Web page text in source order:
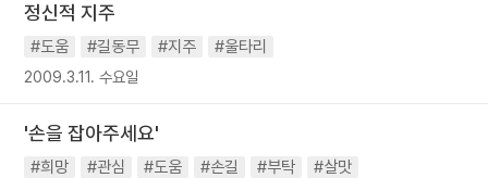
정신적 지주
#도움 #길동무 #지주 #울타리
2009.3.11. 수요일
'손을 잡아주세요'
#희망 #관심 #도움 #손길 #부탁
#살맛